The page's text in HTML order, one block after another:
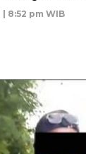
8:52 pm WIB